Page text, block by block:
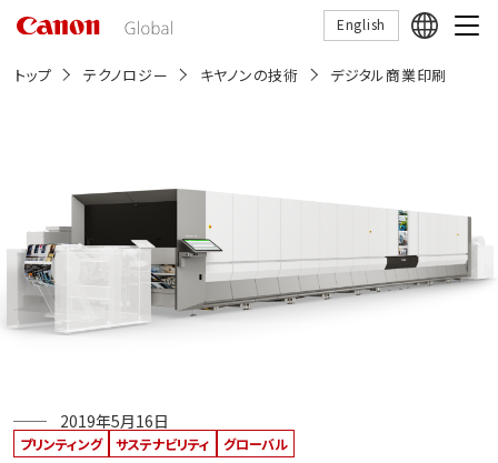
ま
English
トップ テクノロジー キヤノンの技術 デジタル商業印刷
プリンティング サステナビリティ グローバル
2019年5月16日